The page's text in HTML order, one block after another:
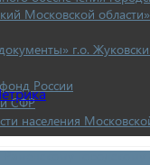
Московской
г.о.
России
СФР
населения
городскому